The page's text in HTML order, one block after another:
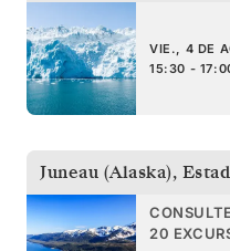
VIE., 4 DE
15:30 -
Juneau (Alaska),
20